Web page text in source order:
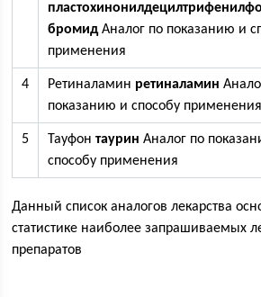
бромидАналог по показанию и
применения
4 Ретиналамин ретиналамин
показанию и способу применения
5 Тауфонтаурин Аналог по
способу применения
Данный список аналогов лекарства
статистике наиболее запрашиваемых
препаратов